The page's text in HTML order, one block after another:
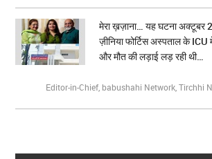
मेरा ख़ज़ाना… यह घटना अक्टूबर
ज़ीनिया फोर्टिस अस्पताल के ICU
और मौत की लड़ाई लड़ रही थी…
Editor-in-Chief, babushahi Network, Tirchhi